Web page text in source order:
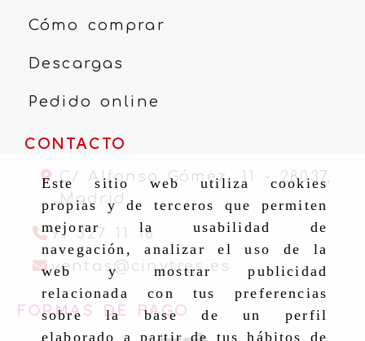
Este sitio web utiliza cookies
propias y de terceros que permiten
mejorar la usabilidad de
navegación, analizar el uso de la
web y mostrar publicidad
relacionada con tus preferencias
sobre la base de un perfil
elaborado a partir de tus hábitos de
Cómo comprar
Descargas
Pedido online
CONTACTO
C/ Alfonso Gómez, 11 - 28037,
Madrid
91 327 11 16
ventas cinytres.es ventas
FORMAS DE PAGO